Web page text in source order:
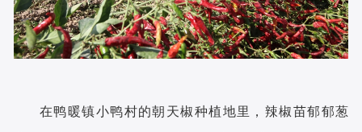
在鸭暖镇小鸭村的朝天椒种植地里，辣椒苗郁郁葱